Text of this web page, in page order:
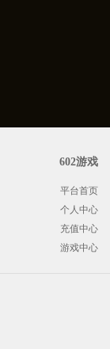
602游戏
平台首页
个人中心
充值中心
游戏中心